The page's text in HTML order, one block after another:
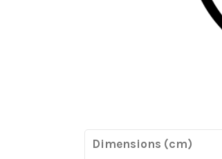
Dimensions (cm)